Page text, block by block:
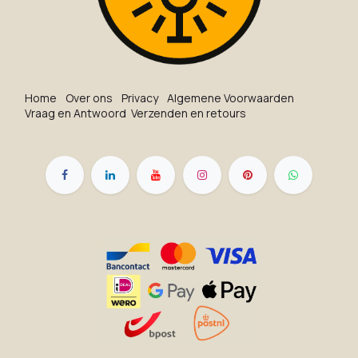
Ho​me O​ve​r on​s Privacy Algemene Voorwaarden
Vraag en Antwoord Verzenden en retours